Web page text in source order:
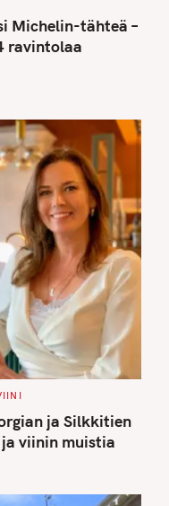
Michelin-tähteä –
ravintolaa
ja Silkkitien
viinin muistia